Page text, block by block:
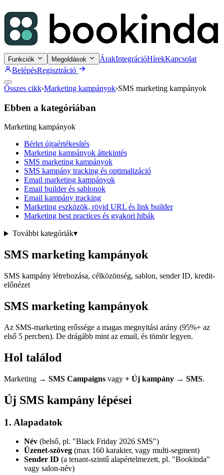
Funkciók Megoldások ÁrakIntegrációHírekKapcsolat
BelépésRegisztráció
Összes cikk›Marketing kampányok›SMS marketing kampányok
Ebben a kategóriában
Marketing kampányok
Bérlet újraértékesítés
Marketing kampányok áttekintés
SMS marketing kampányok
SMS kampány tracking és optimalizáció
Email marketing kampányok
Email builder és sablonok
Email kampány tracking
Marketing eszközök, rövid URL és link builder
Marketing best practices és gyakori hibák
További kategóriák▾
SMS marketing kampányok
SMS kampány létrehozása, célközönség, sablon, sender ID, kredit-
előnézet
SMS marketing kampányok
Az SMS-marketing erőssége a magas megnyitási arány (95%+ az
első 5 percben). De drágább mint az email, és tömör legyen.
Hol találod
Marketing → SMS Campaigns vagy + Új kampány → SMS.
Új SMS kampány lépései
1. Alapadatok
Név (belső, pl. "Black Friday 2026 SMS")
Üzenet-szöveg (max 160 karakter, vagy multi-segment)
Sender ID (a tenant-szintű alapértelmezett, pl. "Bookinda"
vagy salon-név)